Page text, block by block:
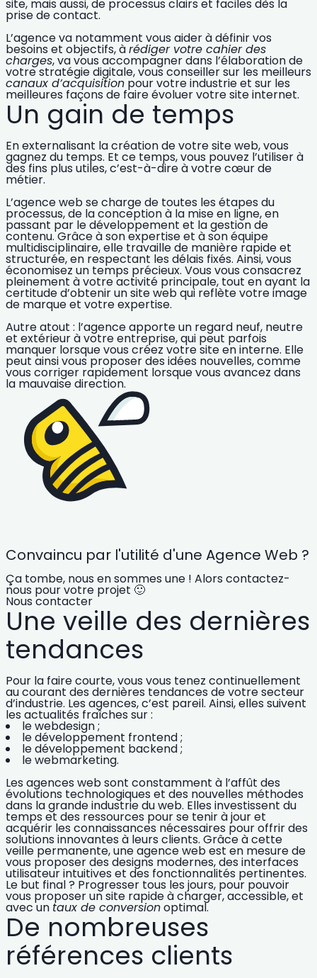
site, mais aussi, de processus clairs et faciles dès la
prise de contact.
L’agence va notamment vous aider àdéfinir vos
besoins et objectifs, àrédiger votre cahier des
charges, va vous accompagner dans l’élaboration de
votrestratégie digitale, vous conseiller sur les meilleurs
canaux d’acquisition pour votre industrie et sur les
meilleures façons de faire évoluer votre site internet.
Un gain de temps
En externalisant la création de votre site web, vous
gagnez du temps. Et ce temps, vous pouvez l’utiliser à
des fins plus utiles, c’est-à-dire à votre cœur de
métier.
L’agence web se charge de toutes les étapes du
processus, de la conception à la mise en ligne, en
passant par le développement et la gestion de
contenu. Grâce à son expertise et à son équipe
multidisciplinaire, elle travaille de manière rapide et
structurée, en respectant les délais fixés. Ainsi, vous
économisez un temps précieux. Vous vous consacrez
pleinement à votre activité principale, tout en ayant la
certitude d’obtenir un site web qui reflète votreimage
de marqueet votre expertise.
Autre atout : l’agence apporte un regard neuf, neutre
et extérieur à votre entreprise, qui peut parfois
manquer lorsque vous créez votre site en interne. Elle
peut ainsi vous proposer des idées nouvelles, comme
vous corriger rapidement lorsque vous avancez dans
la mauvaise direction.
Convaincu par l'utilité d'une Agence Web ?
Ça tombe, nous en sommes une ! Alors contactez-
nous pour votre projet 🙂
Nous contacter
Une veille des dernières
tendances
Pour la faire courte, vous vous tenez continuellement
au courant des dernières tendances de votre secteur
d’industrie. Les agences, c’est pareil. Ainsi, elles suivent
les actualités fraîches sur :
le webdesign ;
le développement frontend ;
le développement backend ;
le webmarketing.
Les agences web sont constamment à l’affût des
évolutions technologiques et des nouvelles méthodes
dans la grande industrie du web. Elles investissent du
temps et des ressources pour se tenir à jour et
acquérir les connaissances nécessaires pour offrir des
solutions innovantes à leurs clients. Grâce à cette
veille permanente, une agence web est en mesure de
vous proposer des designs modernes, des interfaces
utilisateur intuitives et des fonctionnalités pertinentes.
Le but final ? Progresser tous les jours, pour pouvoir
vous proposer un site rapide à charger, accessible, et
avec un taux de conversionoptimal.
De nombreuses
références clients